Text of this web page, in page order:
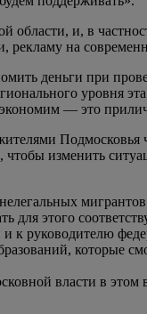
области, и, в
рекламу на
деньги при
уровня
— это
чтобы изменить
для этого
к руководителю
которые
власти в